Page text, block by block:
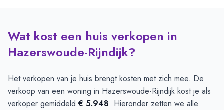
Wat kost een huis verkopen in
Hazerswoude-Rijndijk?
Het verkopen van je huis brengt kosten met zich mee. De
verkoop van een woning in Hazerswoude-Rijndijk kost je als
verkoper gemiddeld € 5.948. Hieronder zetten we alle